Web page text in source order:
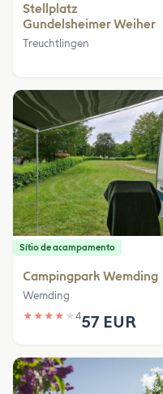
Stellplatz
Gundelsheimer Weiher
Treuchtlingen
Sítio de acampamento
Campingpark Wemding
Wemding
★ ★ ★ ★ ★ 457 EUR